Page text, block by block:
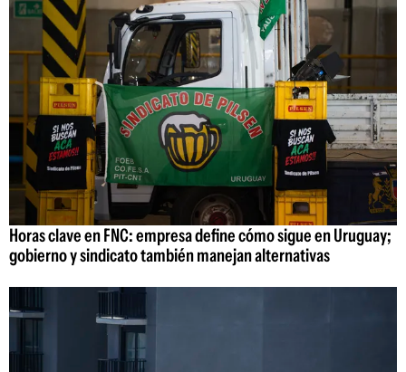
Horas clave en FNC: empresa define cómo sigue en Uruguay;
gobierno y sindicato también manejan alternativas